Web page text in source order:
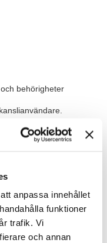
anpassa innehållet
funktioner
trafik. Vi
och annan
behörigheter
egenskaper och